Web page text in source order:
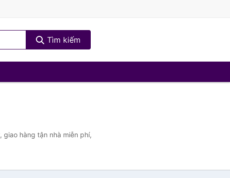
Tìm kiếm
hàng tận nhà miễn phí,